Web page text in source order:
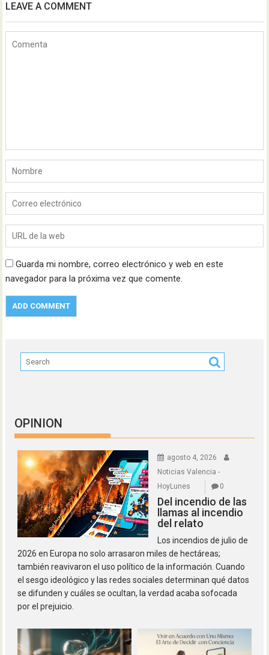
LEAVE A COMMENT
Guarda mi nombre, correo electrónico y web en este
navegador para la próxima vez que comente.
OPINION
agosto 4, 2026
Noticias Valencia -
HoyLunes
0
Del incendio de las
llamas al incendio
del relato
Los incendios de julio de
2026 en Europa no solo arrasaron miles de hectáreas;
también reavivaron el uso político de la información. Cuando
el sesgo ideológico y las redes sociales determinan qué datos
se difunden y cuáles se ocultan, la verdad acaba sofocada
por el prejuicio.